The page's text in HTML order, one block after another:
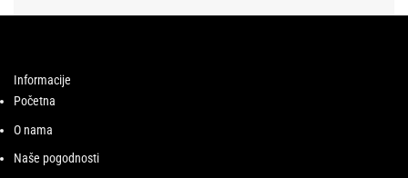
Informacije
Početna
O nama
Naše pogodnosti